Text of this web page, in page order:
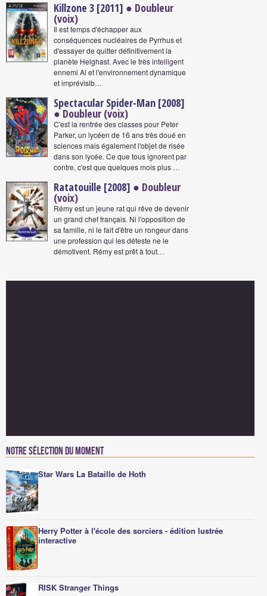
Killzone 3 [2011] ● Doubleur
(voix)
Il est temps d'échapper aux
conséquences nucléaires de Pyrrhus et
d'essayer de quitter définitivement la
planète Helghast. Avec le très intelligent
ennemi Al et l'environnement dynamique
et imprévisib…
Spectacular Spider-Man [2008]
● Doubleur (voix)
C'est la rentrée des classes pour Peter
Parker, un lycéen de 16 ans très doué en
sciences mais également l'objet de risée
dans son lycée. Ce que tous ignorent par
contre, c'est que quelques mois plus …
Ratatouille [2008] ● Doubleur
(voix)
Rémy est un jeune rat qui rêve de devenir
un grand chef français. Ni l'opposition de
sa famille, ni le fait d'être un rongeur dans
une profession qui les déteste ne le
démotivent. Rémy est prêt à tout…
Notre sélection du moment
Star Wars La Bataille de Hoth
Herry Potter à l'école des sorciers - édition lustrée
interactive
RISK Stranger Things